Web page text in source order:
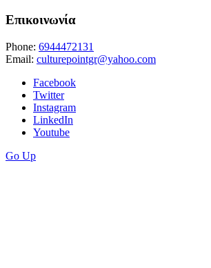
Επικοινωνία
Phone: 6944472131
Email: culturepointgr@yahoo.com
Facebook
Twitter
Instagram
LinkedIn
Youtube
Go Up